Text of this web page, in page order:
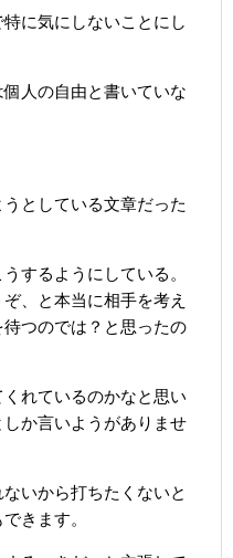
に気にしないことにし
人の自由と書いていな
としている文章だった
するようにしている。
、と本当に相手を考え
つのでは？と思ったの
れているのかなと思い
か言いようがありませ
いから打ちたくないと
きます。